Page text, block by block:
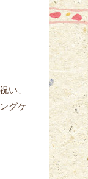
い、
グケ